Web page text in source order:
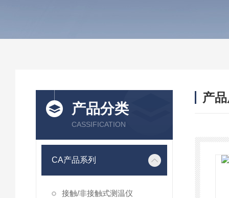
产品分类
CASSIFICATION
CA产品系列
接触/非接触式测温仪
产